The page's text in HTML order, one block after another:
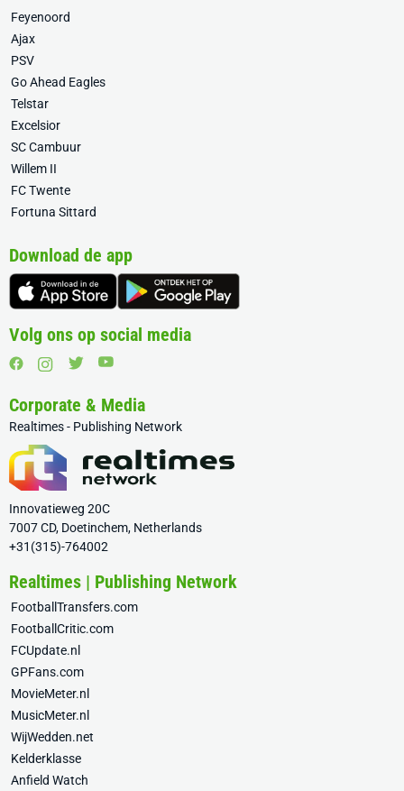
Feyenoord
Ajax
PSV
Go Ahead Eagles
Telstar
Excelsior
SC Cambuur
Willem II
FC Twente
Fortuna Sittard
Download de app
Volg ons op social media
Corporate & Media
Realtimes - Publishing Network
Innovatieweg 20C
7007 CD, Doetinchem, Netherlands
+31(315)-764002
Realtimes | Publishing Network
FootballTransfers.com
FootballCritic.com
FCUpdate.nl
GPFans.com
MovieMeter.nl
MusicMeter.nl
WijWedden.net
Kelderklasse
Anfield Watch